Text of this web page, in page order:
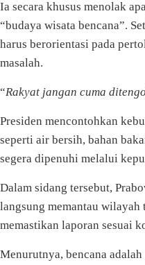
Ia secara khusus menolak
“budaya wisata bencana”.
harus berorientasi pada
masalah.
“Rakyat jangan cuma
Presiden mencontohkan
seperti air bersih, bahan
segera dipenuhi melalui
Dalam sidang tersebut,
langsung memantau wilayah
memastikan laporan sesuai
Menurutnya, bencana